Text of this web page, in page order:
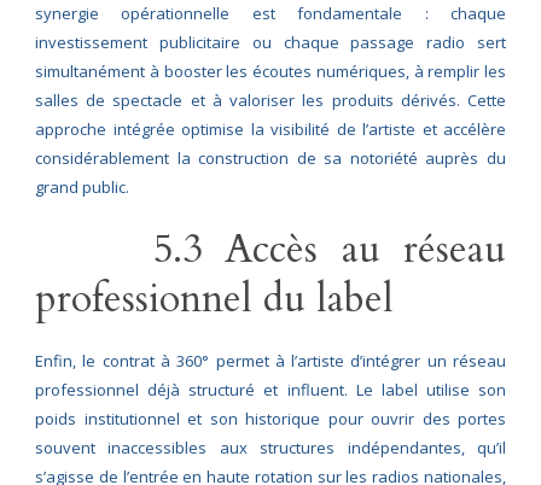
synergie opérationnelle est fondamentale : chaque
investissement publicitaire ou chaque passage radio sert
simultanément à booster les écoutes numériques, à remplir les
salles de spectacle et à valoriser les produits dérivés. Cette
approche intégrée optimise la visibilité de l’artiste et accélère
considérablement la construction de sa notoriété auprès du
grand public.
5.3 Accès au réseau
professionnel du label
Enfin, le contrat à 360° permet à l’artiste d’intégrer un réseau
professionnel déjà structuré et influent. Le label utilise son
poids institutionnel et son historique pour ouvrir des portes
souvent inaccessibles aux structures indépendantes, qu’il
s’agisse de l’entrée en haute rotation sur les radios nationales,